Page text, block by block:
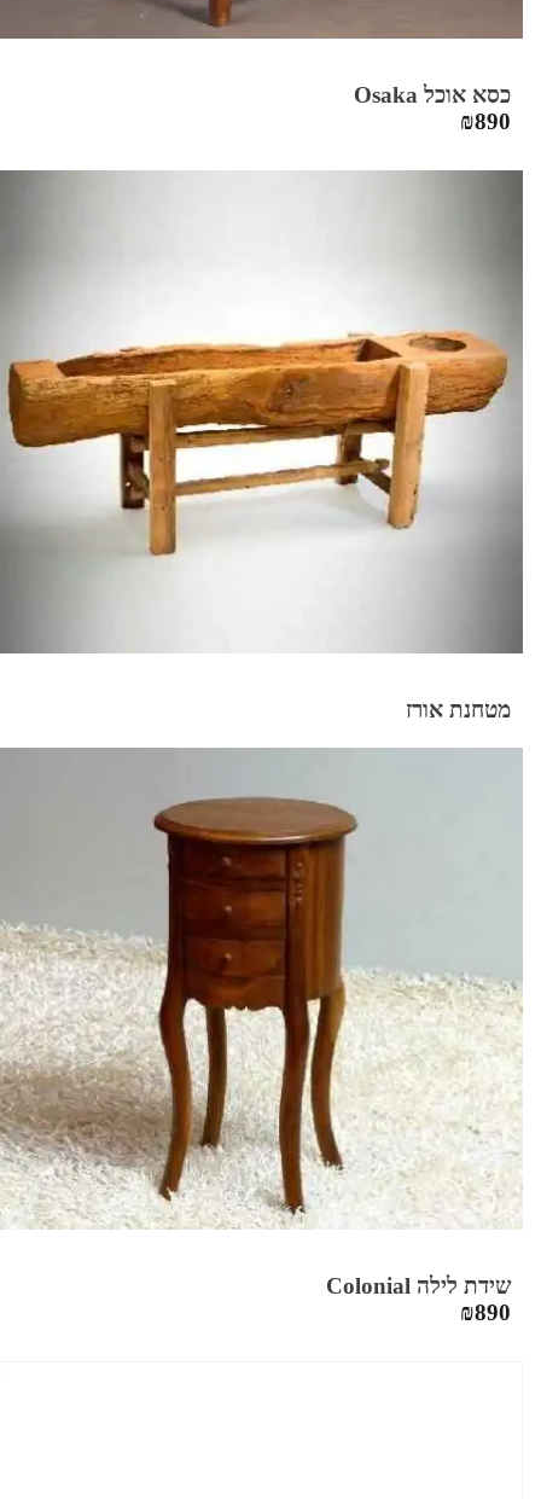
כסא אוכל Osaka
₪890
מטחנת אורז
שידת לילה Colonial
₪890